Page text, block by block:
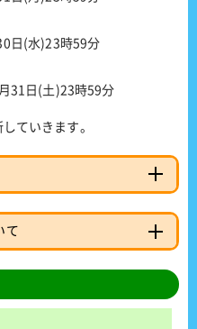
日(水)23時59分
31日(土)23時59分
ていきます。
て